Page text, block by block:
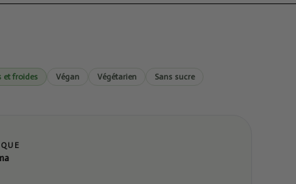
et froides Végan Végétarien
Sans sucre